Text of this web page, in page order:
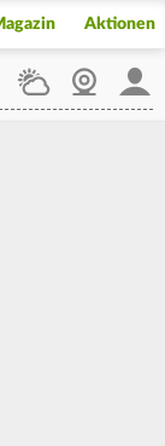
Aktionen
WetterWebcam